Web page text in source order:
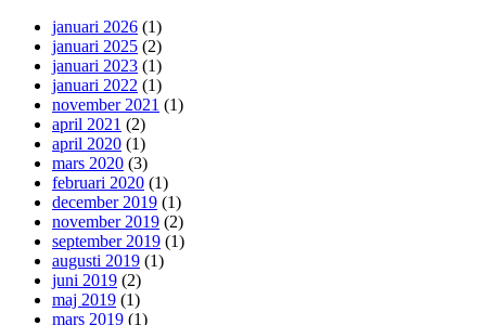
januari 2026 (1)
januari 2025 (2)
januari 2023 (1)
januari 2022 (1)
november 2021 (1)
april 2021 (2)
april 2020 (1)
mars 2020 (3)
februari 2020 (1)
december 2019 (1)
november 2019 (2)
september 2019 (1)
augusti 2019 (1)
juni 2019 (2)
maj 2019 (1)
mars 2019 (1)